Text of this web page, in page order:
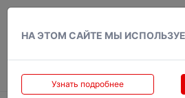
НА ЭТОМ САЙТЕ МЫ
Узнать подробнее